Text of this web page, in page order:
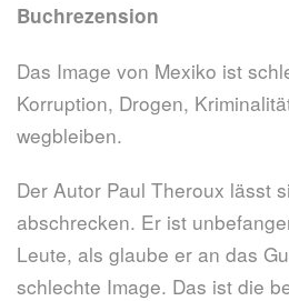
Buchrezension
Das Image von Mexiko ist
Korruption, Drogen,
wegbleiben.
Der Autor Paul Theroux lässt
abschrecken. Er ist
Leute, als glaube er an das
schlechte Image. Das ist die